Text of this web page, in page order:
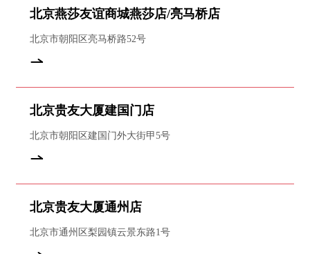
北京燕莎友谊商城燕莎店/亮马桥店
北京市朝阳区亮马桥路52号
北京贵友大厦建国门店
北京市朝阳区建国门外大街甲5号
北京贵友大厦通州店
北京市通州区梨园镇云景东路1号